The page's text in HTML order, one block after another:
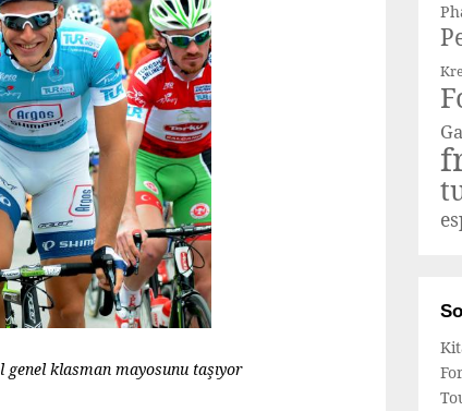
klasman mayosunu taşıyor